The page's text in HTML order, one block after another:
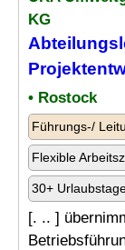
KG
• Rostock
Führungs-/
Flexible
30+
[. .. ]